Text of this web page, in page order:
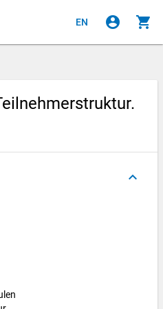
EN account_circle shopping_cart
keyboard_arrow_up